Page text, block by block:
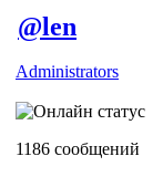
@len
Administrators
1186 сообщений